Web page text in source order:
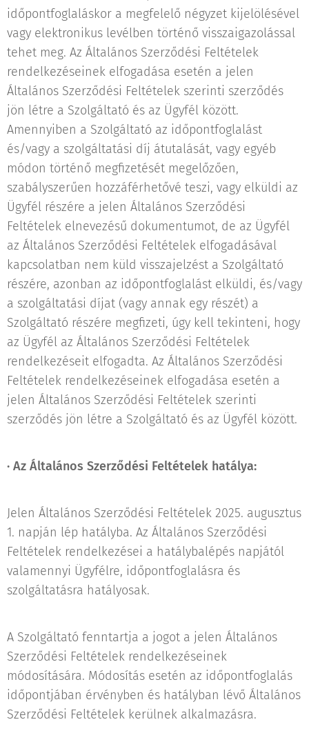
időpontfoglaláskor a megfelelő négyzet kijelölésével
vagy elektronikus levélben történő visszaigazolással
tehet meg. Az Általános Szerződési Feltételek
rendelkezéseinek elfogadása esetén a jelen
Általános Szerződési Feltételek szerinti szerződés
jön létre a Szolgáltató és az Ügyfél között.
Amennyiben a Szolgáltató az időpontfoglalást
és/vagy a szolgáltatási díj átutalását, vagy egyéb
módon történő megfizetését megelőzően,
szabályszerűen hozzáférhetővé teszi, vagy elküldi az
Ügyfél részére a jelen Általános Szerződési
Feltételek elnevezésű dokumentumot, de az Ügyfél
az Általános Szerződési Feltételek elfogadásával
kapcsolatban nem küld visszajelzést a Szolgáltató
részére, azonban az időpontfoglalást elküldi, és/vagy
a szolgáltatási díjat (vagy annak egy részét) a
Szolgáltató részére megfizeti, úgy kell tekinteni, hogy
az Ügyfél az Általános Szerződési Feltételek
rendelkezéseit elfogadta. Az Általános Szerződési
Feltételek rendelkezéseinek elfogadása esetén a
jelen Általános Szerződési Feltételek szerinti
szerződés jön létre a Szolgáltató és az Ügyfél között.
· Az Általános Szerződési Feltételek hatálya:
Jelen Általános Szerződési Feltételek 2025. augusztus
1. napján lép hatályba. Az Általános Szerződési
Feltételek rendelkezései a hatálybalépés napjától
valamennyi Ügyfélre, időpontfoglalásra és
szolgáltatásra hatályosak.
A Szolgáltató fenntartja a jogot a jelen Általános
Szerződési Feltételek rendelkezéseinek
módosítására. Módosítás esetén az időpontfoglalás
időpontjában érvényben és hatályban lévő Általános
Szerződési Feltételek kerülnek alkalmazásra.